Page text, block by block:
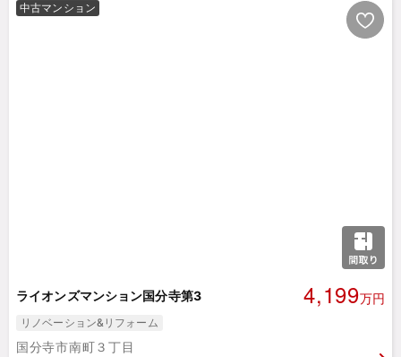
中古マンション
ライオンズマンション国分寺第3 4,199万円
リノベーション&リフォーム
国分寺市南町３丁目